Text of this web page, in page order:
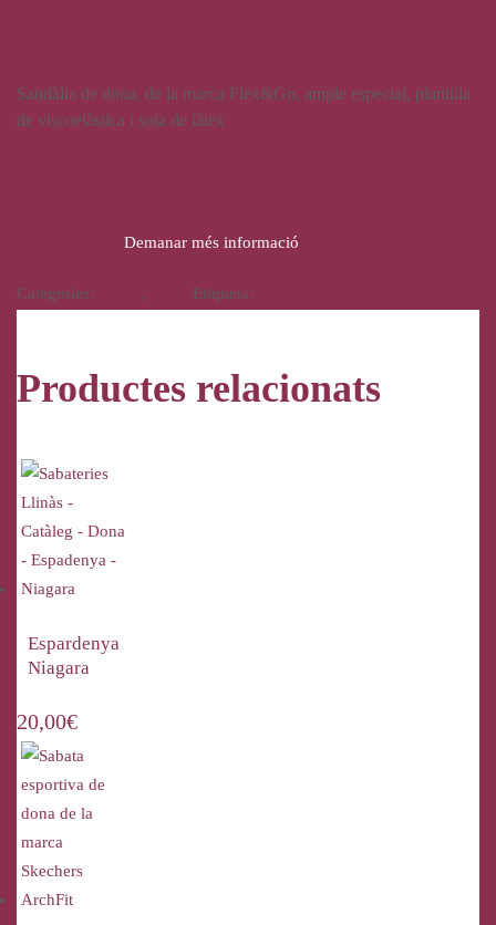
Sandàlia de dona, de la marca Flex&Go, ample especial, plantilla
de viscoelàstica i sola de làtex
Demanar més informació
Categories: , Etiqueta:
Productes relacionats
Espardenya
Niagara
20,00€